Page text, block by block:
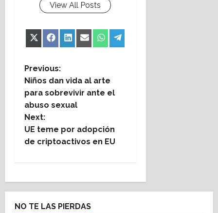
View All Posts
Share
X
Share
Facebook
Share
LinkedIn
Share
EmailShare
WhatsApp
Share
Telegram
P
o
s
t
v
Previous:
Niños dan vida al arte
para sobrevivir ante el
abuso sexual
Next:
UE teme por adopción
de criptoactivos en EU
NO TE LAS PIERDAS